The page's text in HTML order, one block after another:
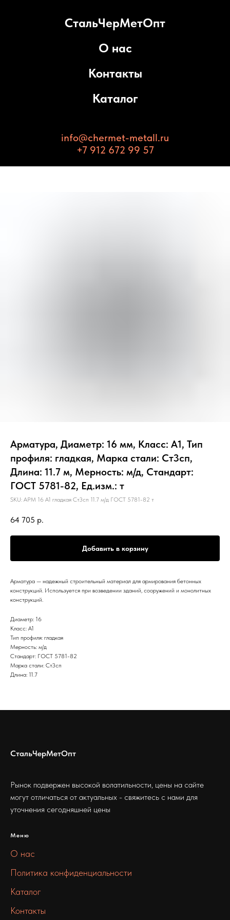
СтальЧерМетОпт
О нас
Контакты
Каталог
info@chermet-metall.ru
+7 912 672 99 57
Арматура, Диаметр: 16 мм, Класс: А1, Тип
профиля: гладкая, Марка стали: Ст3сп,
Длина: 11.7 м, Мерность: м/д, Стандарт:
ГОСТ 5781-82, Ед.изм.: т
SKU: АРМ 16 А1 гладкая Ст3сп 11.7 м/д ГОСТ 5781-82 т
64 705 р.
Добавить в корзину
Арматура — надежный строительный материал для армирования бетонных
конструкций. Используется при возведении зданий, сооружений и монолитных
конструкций.
Диаметр: 16
Класс: А1
Тип профиля: гладкая
Мерность: м/д
Стандарт: ГОСТ 5781-82
Марка стали: Ст3сп
Длина: 11.7
СтальЧерМетОпт
Рынок подвержен высокой волатильности, цены на сайте
могут отличаться от актуальных - свяжитесь с нами для
уточнения сегодняшней цены
Меню
О нас
Политика конфиденциальности
Каталог
Контакты